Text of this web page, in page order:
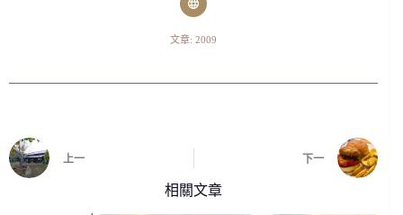
文章: 2009
上一 下一
相關文章